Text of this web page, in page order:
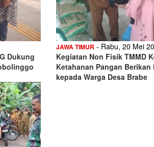
Dukung
JAWA TIMUR - Rabu, 20 Mei
Kegiatan Non Fisik TMMD
Ketahanan Pangan Berikan
kepada Warga Desa Brabe